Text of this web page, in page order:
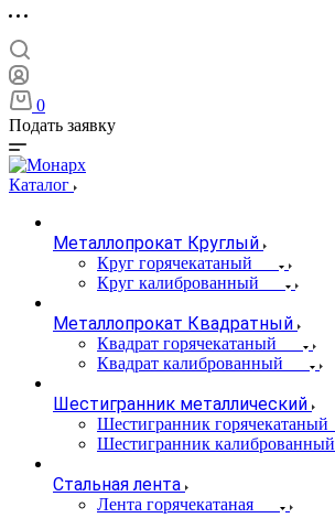
0
Подать заявку
Каталог
Металлопрокат Круглый
Круг горячекатаный
Круг калиброванный
Металлопрокат Квадратный
Квадрат горячекатаный
Квадрат калиброванный
Шестигранник металлический
Шестигранник горячекатаный
Шестигранник калиброванный
Стальная лента
Лента горячекатаная